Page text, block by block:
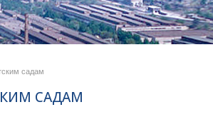
садам
САДАМ